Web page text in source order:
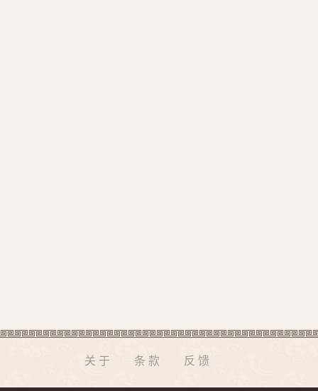
关于 条款 反馈